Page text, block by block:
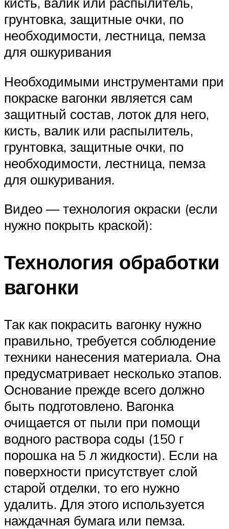
грунтовка, защитные очки, по
необходимости, лестница, пемза
для ошкуривания
Необходимыми инструментами при
покраске вагонки является сам
защитный состав, лоток для него,
кисть, валик или распылитель,
грунтовка, защитные очки, по
необходимости, лестница, пемза
для ошкуривания.
Видео — технология окраски (если
нужно покрыть краской):
Технология обработки
вагонки
Так как покрасить вагонку нужно
правильно, требуется соблюдение
техники нанесения материала. Она
предусматривает несколько этапов.
Основание прежде всего должно
быть подготовлено. Вагонка
очищается от пыли при помощи
водного раствора соды (150 г
порошка на 5 л жидкости). Если на
поверхности присутствует слой
старой отделки, то его нужно
удалить. Для этого используется
наждачная бумага или пемза.